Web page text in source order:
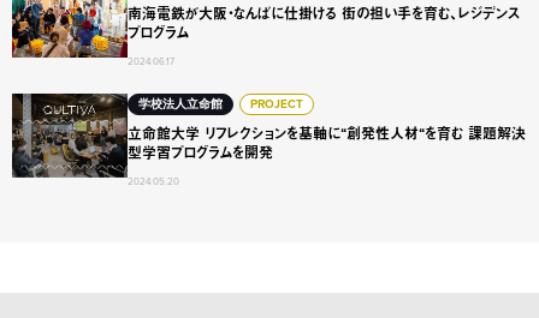
南海電鉄が大阪・なんばに仕掛ける 街の担い手を育む、レジデンス
プログラム
2024.06.17
学校法人立命館 PROJECT
立命館大学 リフレクションを基軸に“創発性人材“を育む 課題解決
型学習プログラムを開発
2024.05.20
立命館大学 リフレクションを基軸に“創発性人材“を育む 課